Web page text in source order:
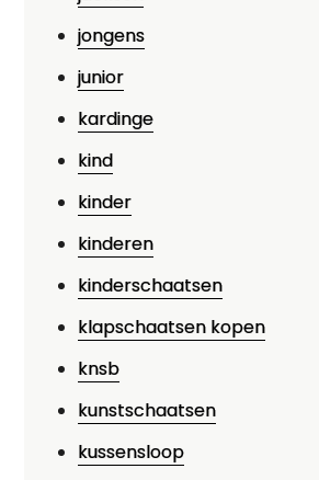
jongens
junior
kardinge
kind
kinder
kinderen
kinderschaatsen
klapschaatsen kopen
knsb
kunstschaatsen
kussensloop